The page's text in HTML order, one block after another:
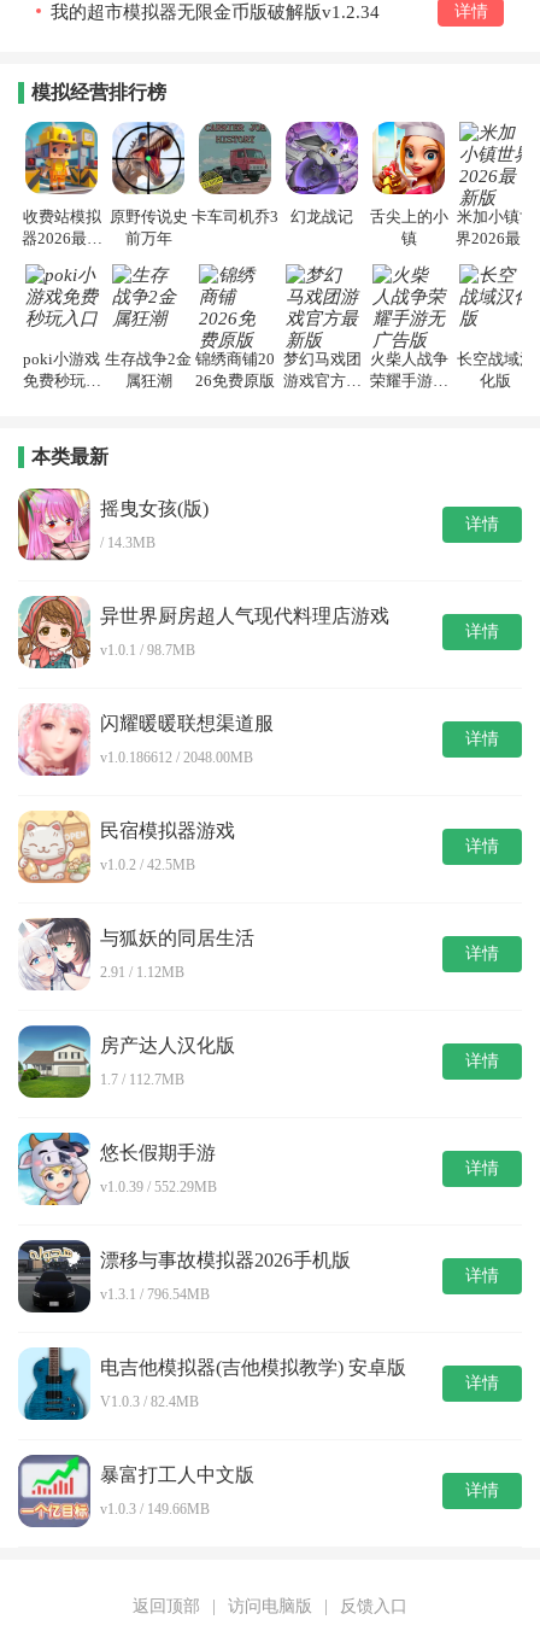
我的超市模拟器无限金币版破解版v1.2.34 详情
模拟经营排行榜
收费站模拟
器2026最新
原野传说史
前万年
卡车司机乔3 幻龙战记
舌尖上的小
镇
米加小镇世
界2026最新
poki小游戏
免费秒玩入
生存战争2金
属狂潮
锦绣商铺20
26免费原版
梦幻马戏团
游戏官方最
火柴人战争
荣耀手游无
长空战域汉
化版
本类最新
摇曳女孩(版)
/ 14.3MB
详情
异世界厨房超人气现代料理店游戏
v1.0.1 / 98.7MB
详情
闪耀暖暖联想渠道服
v1.0.186612 / 2048.00MB
详情
民宿模拟器游戏
v1.0.2 / 42.5MB
详情
与狐妖的同居生活
2.91 / 1.12MB
详情
房产达人汉化版
1.7 / 112.7MB
详情
悠长假期手游
v1.0.39 / 552.29MB
详情
漂移与事故模拟器2026手机版
v1.3.1 / 796.54MB
详情
电吉他模拟器(吉他模拟教学) 安卓版
V1.0.3 / 82.4MB
详情
暴富打工人中文版
v1.0.3 / 149.66MB
详情
返回顶部 访问电脑版 反馈入口